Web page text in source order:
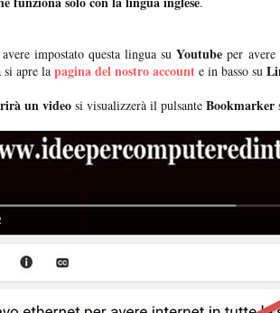
impostato questa lingua su Youtube per avere
si apre la pagina del nostro account e in basso su
un video si visualizzerà il pulsante Bookmarker